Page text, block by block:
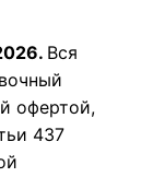
Вся
офертой,
437